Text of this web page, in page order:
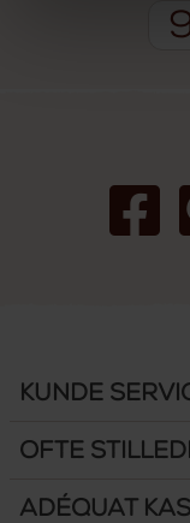
Kunde
Ofte
Adéquat